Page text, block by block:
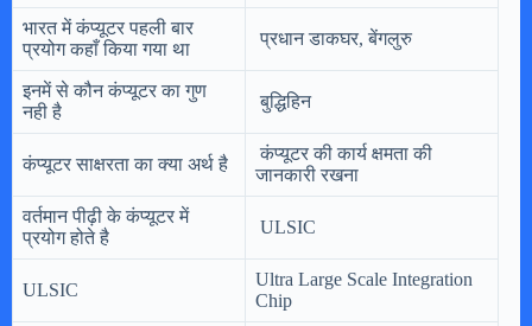
भारत में कंप्यूटर पहली बार
प्रयोग कहाँ किया गया था
प्रधान डाकघर, बेंगलुरु
इनमें से कौन कंप्यूटर का गुण
नही है
बुद्धिहिन
कंप्यूटर साक्षरता का क्या अर्थ है
कंप्यूटर की कार्य क्षमता की
जानकारी रखना
वर्तमान पीढ़ी के कंप्यूटर में
प्रयोग होते है
ULSIC
ULSIC
Ultra Large Scale Integration
Chip